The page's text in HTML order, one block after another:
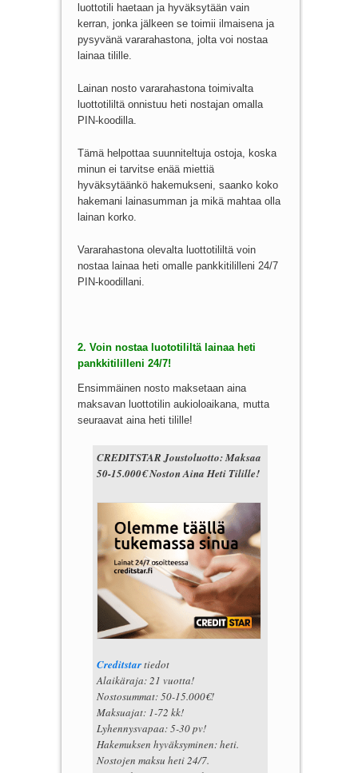
luottotili haetaan ja hyväksytään vain
kerran, jonka jälkeen se toimii ilmaisena ja
pysyvänä vararahastona, jolta voi nostaa
lainaa tilille.
Lainan nosto vararahastona toimivalta
luottotililtä onnistuu heti nostajan omalla
PIN-koodilla.
Tämä helpottaa suunniteltuja ostoja, koska
minun ei tarvitse enää miettiä
hyväksytäänkö hakemukseni, saanko koko
hakemani lainasumman ja mikä mahtaa olla
lainan korko.
Vararahastona olevalta luottotililtä voin
nostaa lainaa heti omalle pankkitililleni 24/7
PIN-koodillani.
2. Voin nostaa luototililtä lainaa heti
pankkitililleni 24/7!
Ensimmäinen nosto maksetaan aina
maksavan luottotilin aukioloaikana, mutta
seuraavat aina heti tilille!
CREDITSTAR Joustoluotto: Maksaa
50-15.000€ Noston Aina Heti Tilille!
Creditstartiedot
Alaikäraja: 21 vuotta!
Nostosummat: 50-15.000€!
Maksuajat: 1-72 kk!
Lyhennysvapaa: 5-30 pv!
Hakemuksen hyväksyminen: heti.
Nostojen maksu heti 24/7.